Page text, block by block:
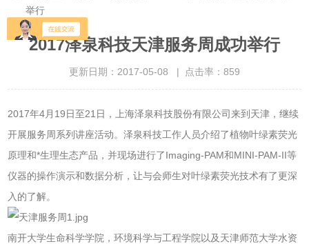
举行
2017泽泉科技天津服务周成功举行
更新日期：2017-05-08 | 点击率：859
2017年4月19日至21日，上海泽泉科技股份有限公司来到天津，继续
开展服务周系列讲座活动。泽泉科技工作人员介绍了植物叶绿素荧光
原理和*生理生态产品，并现场进行了Imaging-PAM和MINI-PAM-II等
仪器的操作演示和数据分析，让与会师生对叶绿素荧光技术有了更深
入的了解。
南开大学生命科学学院，环境科学与工程学院以及天津师范大学水资